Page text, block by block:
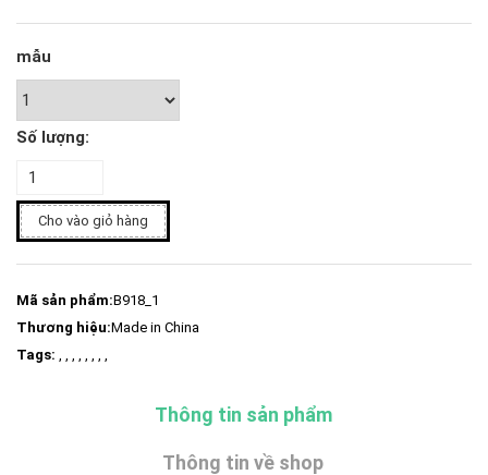
mẫu
Số lượng:
Cho vào giỏ hàng
Mã sản phẩm:B918_1
Thương hiệu:Made in China
Tags:
Thông tin sản phẩm
Thông tin về shop